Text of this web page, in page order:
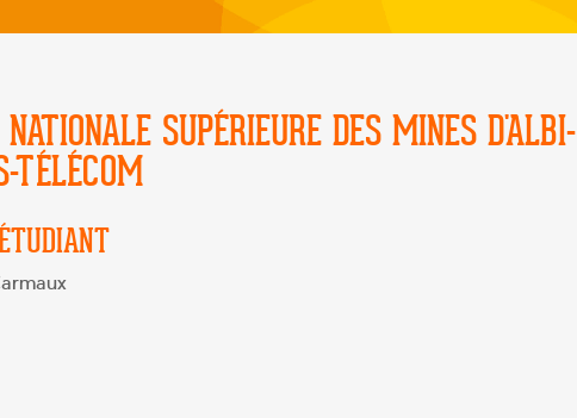
SUPÉRIEURE DES MINES D'ALBI-
TÉLÉCOM